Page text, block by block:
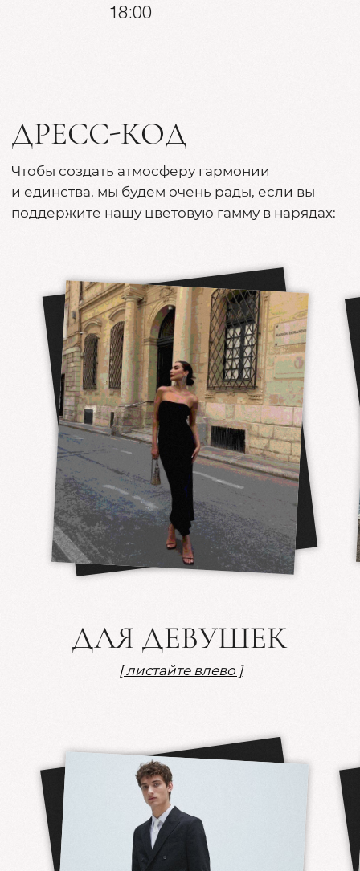
[ листайте влево ]
[листайте влево]
ДЛЯ МУЖЧИН
[ листайте влево ]
и для удобства мы подготовили
небольшую анкету
Просим её заполнить до
01.07.2025г.,
чтобы мы учли все ваши пожелания
Ваше Имя и Фамилия
А так же хотим создать для всех особенную,
душевную атмосферу, поэтому просим
вас не кричать “Горько!”, а наполнить
Мы будем рады разделить с вами этот день!
Если вы хотите нас поздравить, то вместо
цветов, которые, к сожалению, быстро увянут,
мы будем рады бутылке хорошего алкоголя
и конверту с теплыми пожеланиями
НАШИ ПОЖЕЛАНИЯ